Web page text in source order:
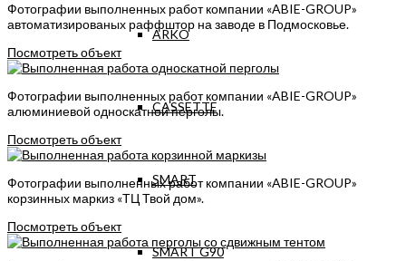
ARKO
CASSETTE
SMART
SMART G90
Фотографии выполненных работ компании «ABIE-GROUP»
автоматизированых раффштор на заводе в Подмосковье.
Посмотреть объект
Фотографии выполненных работ компании «ABIE-GROUP»
алюминиевой односкатной перголы.
Посмотреть объект
Фотографии выполненных работ компании «ABIE-GROUP»
корзинных маркиз «ТЦ Твой дом».
Посмотреть объект